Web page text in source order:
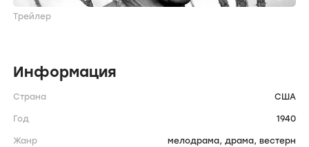
Трейлер
Информация
Страна США
Год 1940
Жанр мелодрама, драма, вестерн